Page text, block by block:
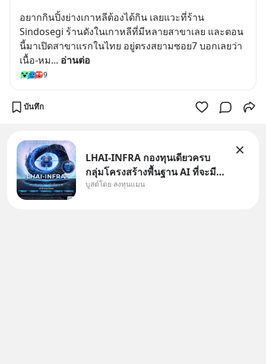
อยากกินปิ้งย่างเกาหลีต้องได้กิน เลยแวะที่ร้าน
Sindosegi ร้านดังในเกาหลีที่มีหลายสาขาเลย และตอน
นี้มาเปิดสาขาแรกในไทย อยู่ตรงสยามซอย7 บอกเลยว่า
เนื้อ-หม... อ่านต่อ
9
บันทึก
LHAI-INFRA กองทุนเดียวครบ
กลุ่มโครงสร้างพื้นฐาน AI ที่จะมี
งบลงทุนครั้งใหญ่ในประวัติศาสตร์
บูสต์โดย ลงทุนแมน